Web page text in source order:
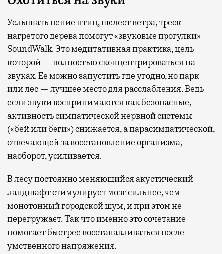
Услышать пение птиц, шелест ветра, треск
нагретого дерева помогут «звуковые прогулки»
SoundWalk. Это медитативная практика, цель
которой — полностью сконцентрироваться на
звуках. Ее можно запустить где угодно, но парк
или лес — лучшее место для расслабления. Ведь
если звуки воспринимаются как безопасные,
активность симпатической нервной системы
(«бей или беги») снижается, а парасимпатической,
отвечающей за восстановление организма,
наоборот, усиливается.
В лесу постоянно меняющийся акустический
ландшафт стимулирует мозг сильнее, чем
монотонный городской шум, и при этом не
перегружает. Так что именно это сочетание
помогает быстрее восстанавливаться после
умственного напряжения.